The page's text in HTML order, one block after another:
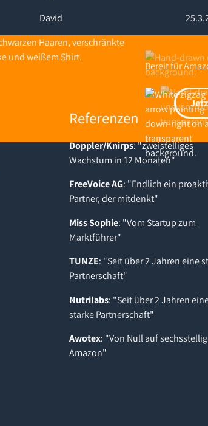
David
Bereit für
Jetzt
Referenzen
Doppler/Knirps: "zweistelliges
Wachstum in 12 Monaten"
FreeVoice AG: "Endlich ein
Partner, der mitdenkt"
Miss Sophie: "Vom Startup zum
Marktführer"
TUNZE: "Seit über 2 Jahren eine
Partnerschaft"
Nutrilabs: "Seit über 2 Jahren
starke Partnerschaft"
Awotex: "Von Null auf
Amazon"